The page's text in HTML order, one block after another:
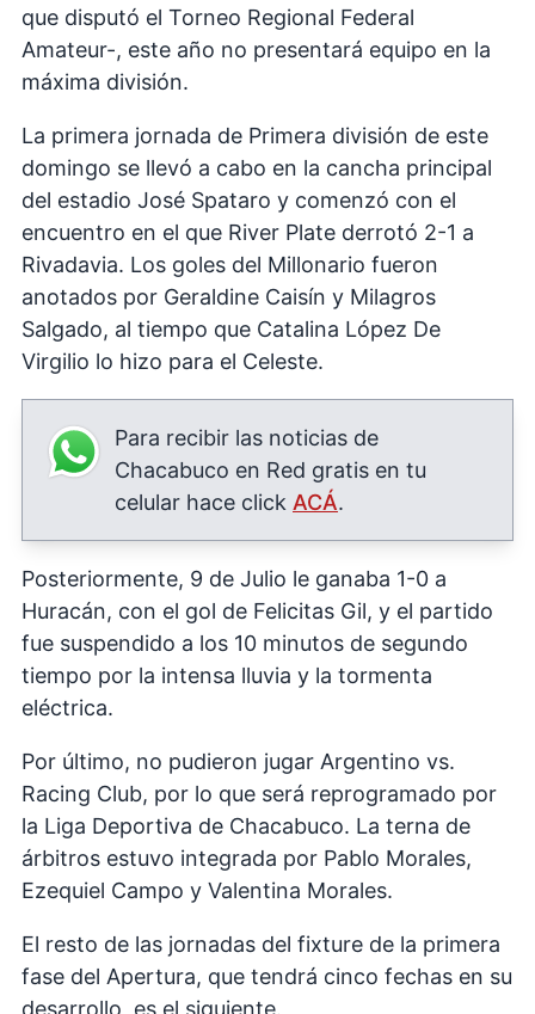
que disputó el Torneo Regional Federal
Amateur-, este año no presentará equipo en la
máxima división.
La primera jornada de Primera división de este
domingo se llevó a cabo en la cancha principal
del estadio José Spataro y comenzó con el
encuentro en el que River Plate derrotó 2-1 a
Rivadavia. Los goles del Millonario fueron
anotados por Geraldine Caisín y Milagros
Salgado, al tiempo que Catalina López De
Virgilio lo hizo para el Celeste.
Para recibir las noticias de
Chacabuco en Red gratis en tu
celular hace click ACÁ.
Posteriormente, 9 de Julio le ganaba 1-0 a
Huracán, con el gol de Felicitas Gil, y el partido
fue suspendido a los 10 minutos de segundo
tiempo por la intensa lluvia y la tormenta
eléctrica.
Por último, no pudieron jugar Argentino vs.
Racing Club, por lo que será reprogramado por
la Liga Deportiva de Chacabuco. La terna de
árbitros estuvo integrada por Pablo Morales,
Ezequiel Campo y Valentina Morales.
El resto de las jornadas del fixture de la primera
fase del Apertura, que tendrá cinco fechas en su